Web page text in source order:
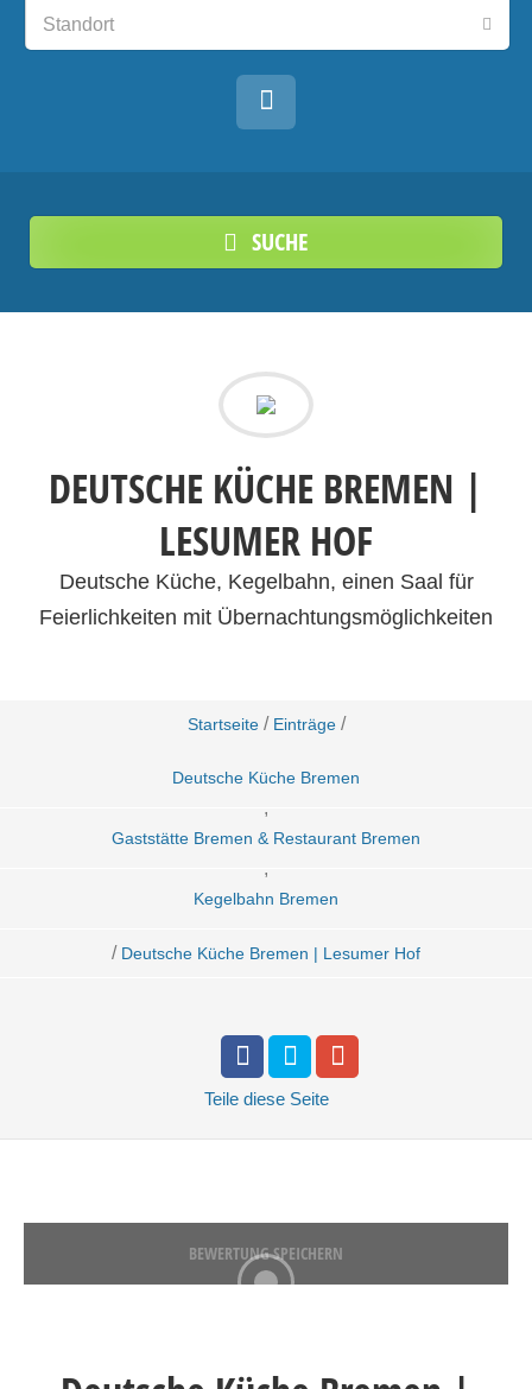
SUCHE
DEUTSCHE KÜCHE BREMEN |
LESUMER HOF
Deutsche Küche, Kegelbahn, einen Saal für
Feierlichkeiten mit Übernachtungsmöglichkeiten
Startseite / Einträge /
Deutsche Küche Bremen
,
Gaststätte Bremen & Restaurant Bremen
,
Kegelbahn Bremen
/ Deutsche Küche Bremen | Lesumer Hof
Teile diese Seite
BEWERTUNG SPEICHERN